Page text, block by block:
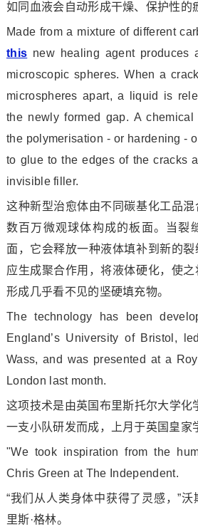
如同血液会自动形成干燥、保护性的
Made from a mixture of different
this new healing agent produces
microscopic spheres. When a
microspheres apart, a liquid is
the newly formed gap. A
the polymerisation - or hardening -
to glue to the edges of the cracks
invisible filler.
这种新型治愈体由不同碳基化工品
数百万微观球体构成的板面。当裂
面，它会释放一种液体填补到新的
应生成聚合作用，将液体硬化，使之
形成几乎看不见的坚硬填充物。
The technology has been
England’s University of Bristol,
Wass, and was presented at a
London last month.
这项技术是由英国布里斯托尔大学化
一支小队研发而成，上月于英国皇家
"We took inspiration from the
Chris Green at The Independent.
“我们从人类身体中获得了灵感，”
里斯·格林。